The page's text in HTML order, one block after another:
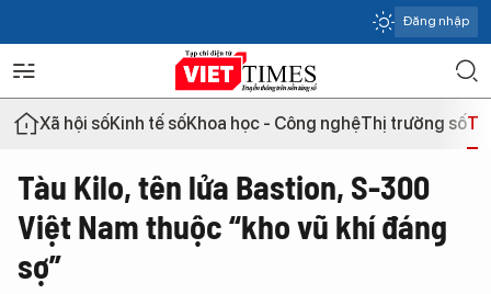
Đăng nhập
Xã hội sốKinh tế sốKhoa học - Công nghệThị trường số
Tàu Kilo, tên lửa Bastion, S-300
Việt Nam thuộc “kho vũ khí đáng
sợ”